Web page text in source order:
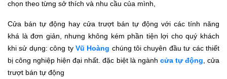
chọn theo từng sở thích và nhu cầu của mình,
Cửa bán tự động hay cửa trượt bán tự động với các tính năng
khá là đơn giản, nhưng không kém phần tiện lợi cho quý khách
khi sử dụng: công ty Vũ Hoàng chúng tôi chuyên đầu tư các thiết
bị công nghiệp hiện đại nhất. đặc biệt là ngành cửa tự động , cửa
trượt bán tự động